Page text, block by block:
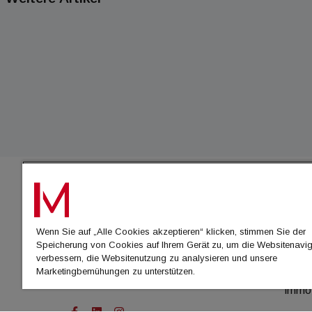
Wenn Sie auf „Alle Cookies akzeptieren“ klicken, stimmen Sie der
Speicherung von Cookies auf Ihrem Gerät zu, um die
verbessern, die Websitenutzung zu analysieren und unsere
Marketingbemühungen zu unterstützen.